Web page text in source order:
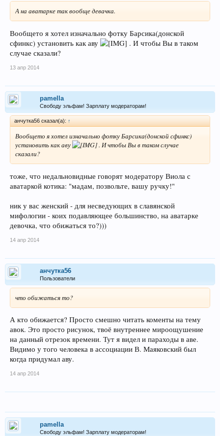
А на аватарке так вообще девачка.
Вообщето я хотел изначально фотку Барсика(донской
сфинкс) установить как аву
. И чтобы Вы в таком
случае сказали?
13 апр 2014
pamella
Свободу эльфам! Зарплату модераторам!
анчутка56 сказал(а): ↑
Вообщето я хотел изначально фотку Барсика(донской сфинкс)
установить как аву
. И чтобы Вы в таком случае
сказали?
тоже, что недальновидные говорят модератору Виола с
аватаркой котика: "мадам, позвольте, вашу ручку!"
ник у вас женский - для несведующих в славянской
мифологии - коих подавляющее большинство, на аватарке
девочка, что обижаться то?)))
14 апр 2014
анчутка56
Пользователи
что обижаться то?
А кто обижается? Просто смешно читать коменты на тему
авок. Это просто рисунок, твоё внутреннее мироощушение
на данный отрезок времени. Тут я видел и параходы в аве.
Видимо у того человека в ассоциации В. Маяковский был
когда придумал аву.
14 апр 2014
pamella
Свободу эльфам! Зарплату модераторам!